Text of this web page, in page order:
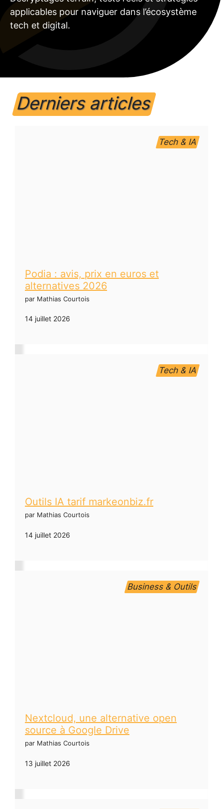
applicables pour naviguer dans l’écosystème
tech et digital.
Derniers articles
Tech & IA
Podia : avis, prix en euros et
alternatives 2026
par Mathias Courtois
14 juillet 2026
Tech & IA
Outils IA tarif markeonbiz.fr
par Mathias Courtois
14 juillet 2026
Business & Outils
Nextcloud, une alternative open
source à Google Drive
par Mathias Courtois
13 juillet 2026